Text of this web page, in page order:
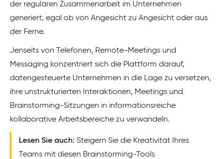
der regulären Zusammenarbeit im Unternehmen
generiert, egal ob von Angesicht zu Angesicht oder aus
der Ferne.
Jenseits von Telefonen, Remote-Meetings und
Messaging konzentriert sich die Plattform darauf,
datengesteuerte Unternehmen in die Lage zu versetzen,
ihre unstrukturierten Interaktionen, Meetings und
Brainstorming-Sitzungen in informationsreiche
kollaborative Arbeitsbereiche zu verwandeln.
Lesen Sie auch: Steigern Sie die Kreativität Ihres
Teams mit diesen Brainstorming-Tools